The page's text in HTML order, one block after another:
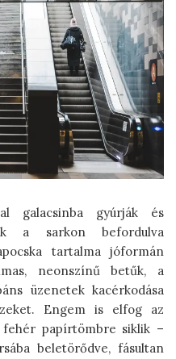
galacsinba gyúrják és
a sarkon befordulva
tartalma jóformán
neonszínű betűk, a
üzenetek kacérkodása
Engem is elfog az
papírtömbre siklik –
beletörődve, fásultan